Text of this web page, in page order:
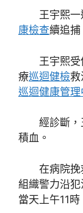
王宇熙
康檢查續追捕
王宇熙
療巡迴健檢救
巡迴健康管理
經診斷
積血。
在病院
組織警力沿犯
當天上午11時